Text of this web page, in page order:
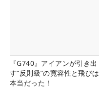
『G740』アイアンが引き出
す“反則級”の寛容性と飛びは
本当だった！